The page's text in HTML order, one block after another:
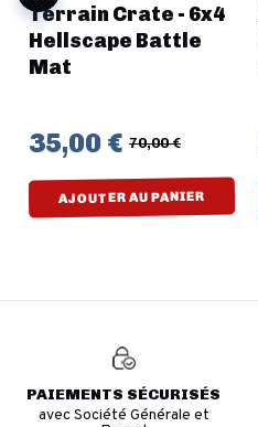
Terrain Crate - 6x4
Hellscape Battle
Mat
35,00 € 70,00 €
AJOUTER AU PANIER
PAIEMENTS SÉCURISÉS
avec Société Générale et